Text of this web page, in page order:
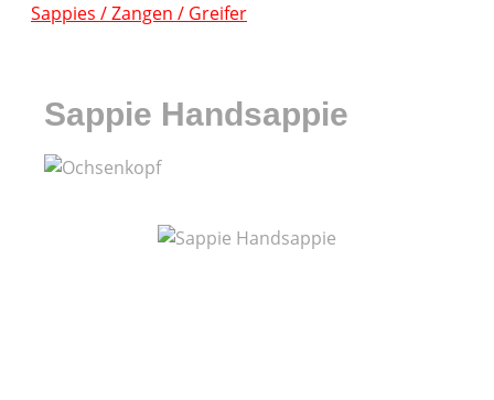
Sappies / Zangen / Greifer
Sappie Handsappie
Bildergalerie überspringen